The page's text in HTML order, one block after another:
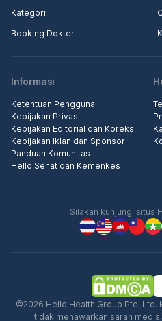
Kategori
Booking Dokter
Informasi
Ketentuan Pengguna
Kebijakan Privasi
Kebijakan Editorial dan Koreksi
Kebijakan Iklan dan Sponsor
Panduan Komunitas
Hello Sehat dan Kemenkes
Silakan kunjungi situs
©2026 Hello Health Group Pte. Ltd.
tidak menawarkan saran